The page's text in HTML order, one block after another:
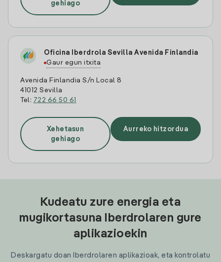
gehiago
Oficina Iberdrola Sevilla Avenida Finlandia
Gaur egun itxita
Avenida Finlandia S/n Local 8
41012 Sevilla
Tel: 722 66 50 61
Xehetasun
gehiago
Aurreko hitzordua
Kudeatu zure energia eta
mugikortasuna Iberdrolaren gure
aplikazioekin
Deskargatu doan Iberdrolaren aplikazioak, eta kontrolatu